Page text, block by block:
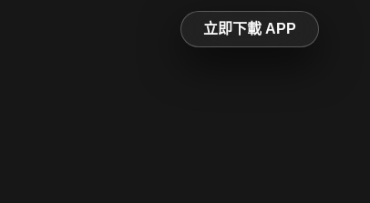
立即下載 APP